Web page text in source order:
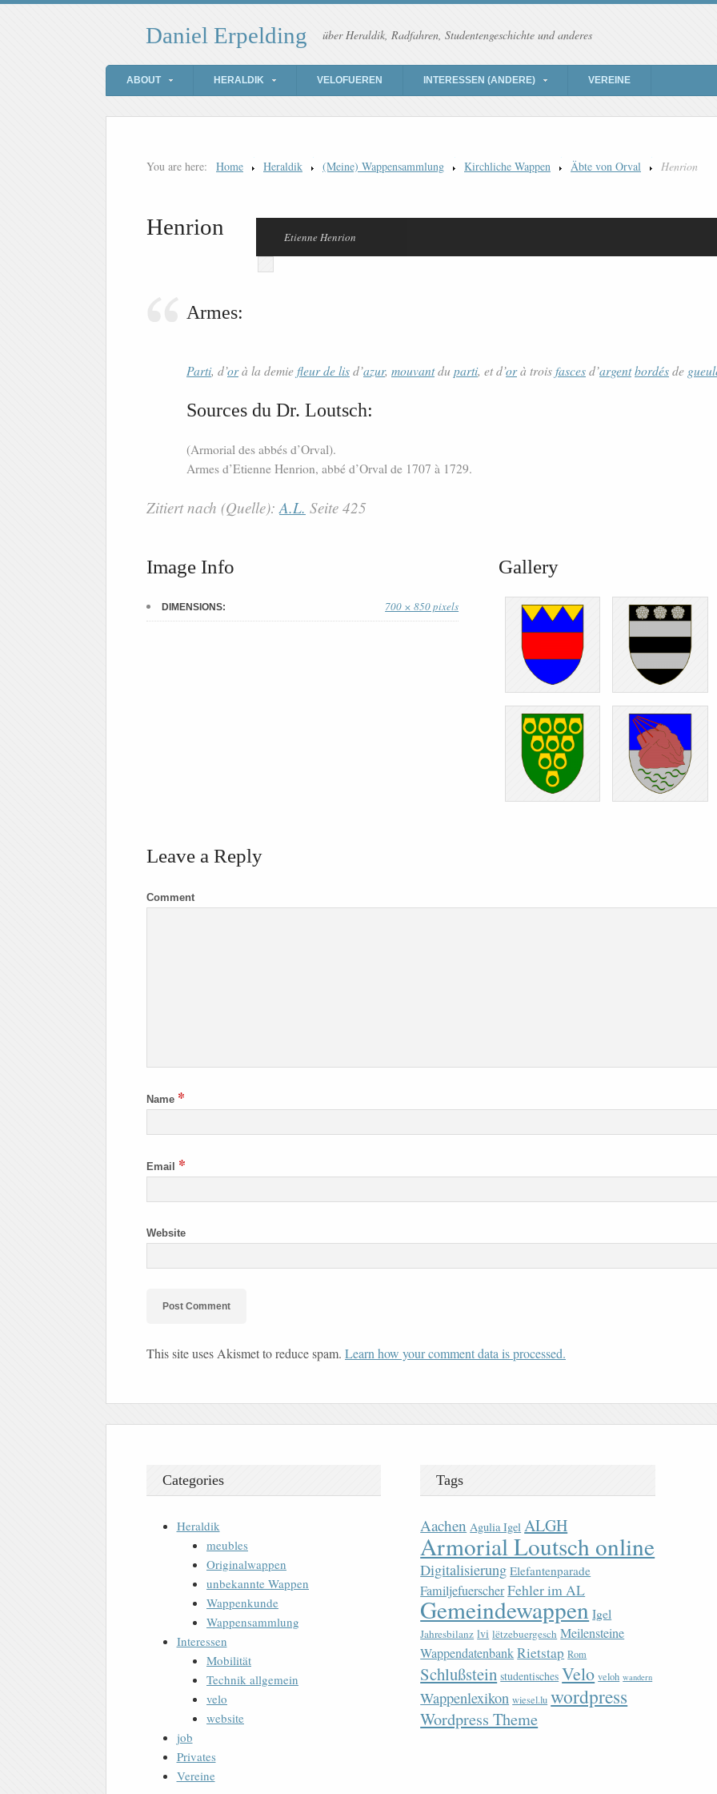
Daniel Erpelding über Heraldik, Radfahren, Studentengeschichte und anderes
ABOUT HERALDIK VELOFUEREN INTERESSEN (ANDERE) VEREINE
You are here: Home Heraldik (Meine) Wappensammlung Kirchliche Wappen Äbte von Orval Henrion
Henrion Etienne Henrion
Armes:
Parti, d’orà la demiefleur de lisd’azur, mouvantdu parti, et d’orà troisfascesd’argentbordésde
Sources du Dr. Loutsch:
(Armorial des abbés d’Orval).
Armes d’Etienne Henrion, abbé d’Orval de 1707 à 1729.
Zitiert nach (Quelle):A.L. Seite 425
Image Info
DIMENSIONS: 700 × 850 pixels
Gallery
Leave a Reply
Comment
Name *
Email *
Website
This site uses Akismet to reduce spam. Learn how your comment data is processed.
Categories
Heraldik
meubles
Originalwappen
unbekannte Wappen
Wappenkunde
Wappensammlung
Interessen
Mobilität
Technik allgemein
velo
website
job
Privates
Vereine
Tags
Aachen Agulia Igel ALGH
Armorial Loutsch online
Digitalisierung Elefantenparade
FamiljefuerscherFehler im AL
Gemeindewappen Igel
Jahresbilanz lvi lëtzebuergesch Meilensteine
WappendatenbankRietstap Rom
Schlußstein studentisches Velo veloh wandern
Wappenlexikon wiesel.lu wordpress
Wordpress Theme